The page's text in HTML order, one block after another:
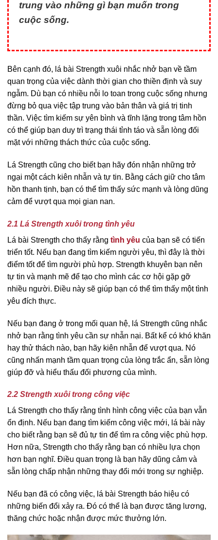
trung vào những gì bạn muốn trong
cuộc sống.
Bên cạnh đó, lá bài Strength xuôi nhắc nhở bạn về tầm
quan trọng của việc dành thời gian cho thiền định và suy
ngẫm. Dù bạn có nhiều nỗi lo toan trong cuộc sống nhưng
đừng bỏ qua việc tập trung vào bản thân và giá trị tinh
thần. Việc tìm kiếm sự yên bình và tĩnh lặng trong tâm hồn
có thể giúp bạn duy trì trạng thái tỉnh táo và sẵn lòng đối
mặt với những thách thức của cuộc sống.
Lá Strength cũng cho biết bạn hãy đón nhận những trở
ngại một cách kiên nhẫn và tự tin. Bằng cách giữ cho tâm
hồn thanh tịnh, bạn có thể tìm thấy sức mạnh và lòng dũng
cảm để vượt qua mọi gian nan.
2.1 Lá Strength xuôi trong tình yêu
Lá bài Strength cho thấy rằng tình yêu của bạn sẽ có tiến
triển tốt. Nếu bạn đang tìm kiếm người yêu, thì đây là thời
điểm tốt để tìm người phù hợp. Strength khuyên bạn nên
tự tin và mạnh mẽ để tạo cho mình các cơ hội gặp gỡ
nhiều người. Điều này sẽ giúp bạn có thể tìm thấy một tình
yêu đích thực.
Nếu bạn đang ở trong mối quan hệ, lá Strength cũng nhắc
nhở bạn rằng tình yêu cần sự nhẫn nại. Bất kể có khó khăn
hay thử thách nào, bạn hãy kiên nhẫn để vượt qua. Nó
cũng nhấn mạnh tầm quan trọng của lòng trắc ẩn, sẵn lòng
giúp đỡ và hiểu thấu đối phương của mình.
2.2 Strength xuôi trong công việc
Lá Strength cho thấy rằng tình hình công việc của bạn vẫn
ổn định. Nếu bạn đang tìm kiếm công việc mới, lá bài này
cho biết rằng bạn sẽ đủ tự tin để tìm ra công việc phù hợp.
Hơn nữa, Strength cho thấy rằng bạn có nhiều lựa chọn
hơn bạn nghĩ. Điều quan trọng là bạn hãy dũng cảm và
sẵn lòng chấp nhận những thay đổi mới trong sự nghiệp.
Nếu bạn đã có công việc, lá bài Strength báo hiệu có
những biến đổi xảy ra. Đó có thể là bạn được tăng lương,
thăng chức hoặc nhận được mức thưởng lớn.